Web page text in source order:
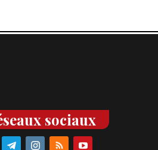
sociaux